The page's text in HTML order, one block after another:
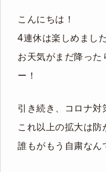
こんにちは！
4連休は楽しめまし
お天気がまだ降っ
ー！
引き続き、コロナ対
これ以上の拡大は防
誰もがもう自粛なん